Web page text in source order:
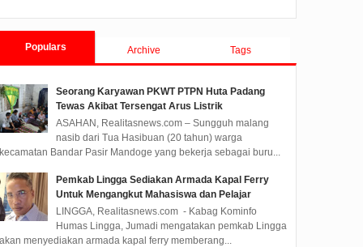
Lestarikan Lingkungan,
BP Batam dan PT TDK
Tanam 200 Pohon Bambu
Kepala BP Batam Dukung
Penuh Event Olahraga,
Dorong Generasi Muda
Populars Archive Tags
Seorang Karyawan PKWT PTPN Huta Padang
Tewas Akibat Tersengat Arus Listrik
ASAHAN, Realitasnews.com – Sungguh malang
nasib dari Tua Hasibuan (20 tahun) warga
kecamatan Bandar Pasir Mandoge yang bekerja sebagai buru...
Pemkab Lingga Sediakan Armada Kapal Ferry
Untuk Mengangkut Mahasiswa dan Pelajar
LINGGA, Realitasnews.com - Kabag Kominfo
Humas Lingga, Jumadi mengatakan pemkab Lingga
akan menyediakan armada kapal ferry memberang...